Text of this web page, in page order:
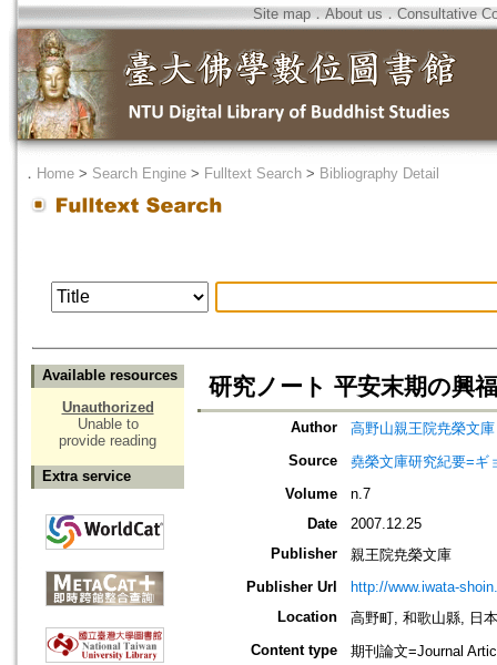
Site map．About us ． Consultative
． Home > Search Engine > Fulltext Search > Bibliography Detail
Available resources
Unauthorized
Unable to
provide reading
Extra service
研究ノート 平安末期の興
Author
高野山親王院尭榮文
Source
堯榮文庫研究紀要=ギ
Volume
n.7
Date
2007.12.25
Publisher
親王院尭榮文庫
Publisher Url
http://www.iwata-
Location
高野町, 和歌山縣, 日
Content type
期刊論文=Journal